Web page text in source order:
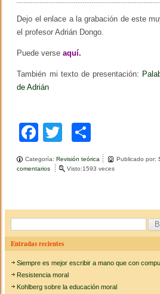
Dejo el enlace a la grabación de este
el profesor Adrián Dongo.
Puede verseaquí.
También mi texto de presentación:
de Adrián
F
a
c
b
o
o
k
wi
tt
o
m
ar
tir
Categoría:Revisión teórica Publicado por:
comentarios
r
o
l
o
m
Visto:1593 veces
u
c
a
Entradas recientes
Siempre es mejor escribir a mano que con
Resistencia moral
Kohlberg sobre la educación moral